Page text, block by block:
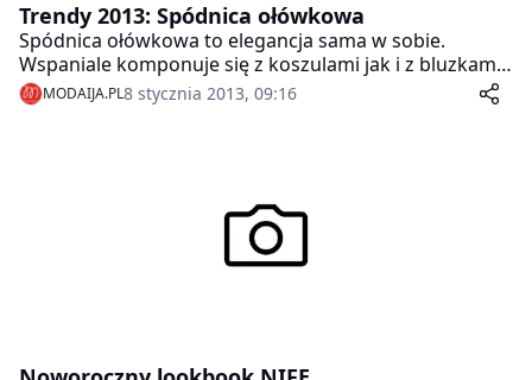
Trendy 2013: Spódnica ołówkowa
Spódnica ołówkowa to elegancja sama w sobie.
Wspaniale komponuje się z koszulami jak i z bluzkami
z baskinką.
MODAIJA.PL8 stycznia 2013, 09:16